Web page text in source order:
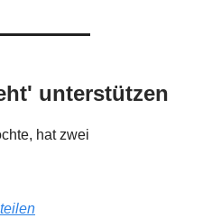
unterstützen
hat zwei